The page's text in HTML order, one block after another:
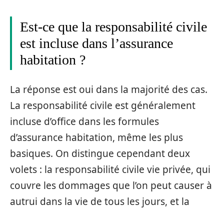
Est-ce que la responsabilité civile
est incluse dans l’assurance
habitation ?
La réponse est oui dans la majorité des cas.
La responsabilité civile est généralement
incluse d’office dans les formules
d’assurance habitation, même les plus
basiques. On distingue cependant deux
volets : la responsabilité civile vie privée, qui
couvre les dommages que l’on peut causer à
autrui dans la vie de tous les jours, et la